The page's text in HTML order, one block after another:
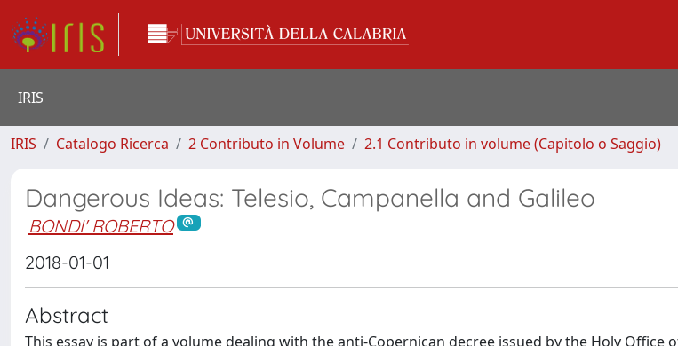
IRIS
IRIS Catalogo Ricerca 2 Contributo in Volume 2.1 Contributo in volume (Capitolo o Saggio)
Dangerous Ideas: Telesio, Campanella and Galileo
BONDI' ROBERTO
2018-01-01
Abstract
This essay is part of a volume dealing with the anti-Copernican decree issued by the Holy Office